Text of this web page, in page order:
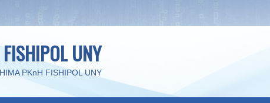
UNY
PKnH FISHIPOL UNY